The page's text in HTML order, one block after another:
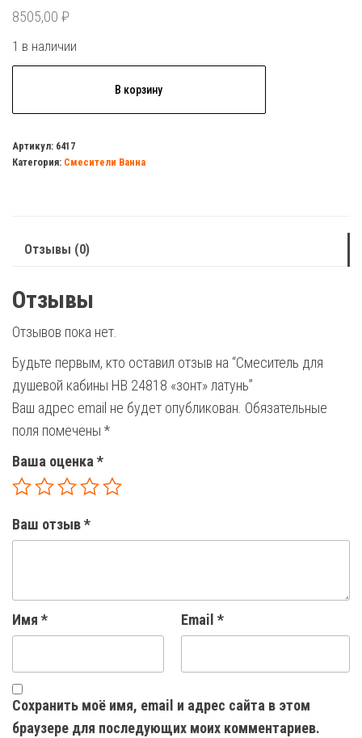
8505,00 ₽
1 в наличии
для
душевой
"зонт"
В корзину
Артикул: 6417
Категория: Смесители Ванна
Отзывы (0)
Отзывы
Отзывов пока нет.
Будьте первым, кто оставил отзыв на “Смеситель для
душевой кабины HB 24818 «зонт» латунь”
Ваш адрес email не будет опубликован. Обязательные
поля помечены *
Ваша оценка*
Ваш отзыв*
Имя * Email *
Сохранить моё имя, email и адрес сайта в этом
браузере для последующих моих комментариев.